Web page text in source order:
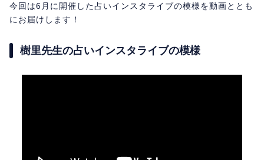
今回は6月に開催した占いインスタライブの模様を動画ととも
にお届けします！
樹里先生の占いインスタライブの模様